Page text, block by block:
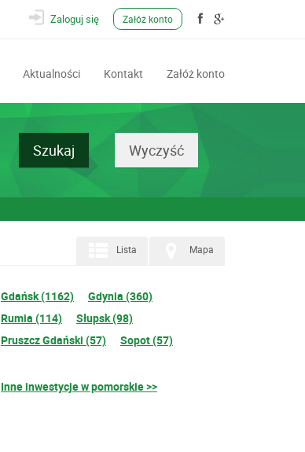
Zaloguj się Załóż konto
Aktualności Kontakt Załóż konto
Mapa
Lista
Gdańsk (1162)
Gdynia (360)
Rumia (114)
Słupsk (98)
Pruszcz Gdański (57)
Sopot (57)
Inne inwestycje w pomorskie >>